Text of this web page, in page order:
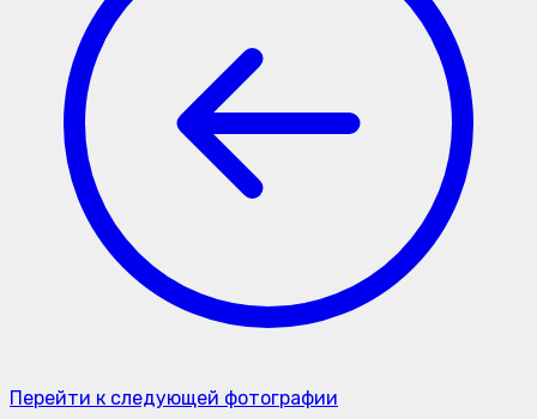
Перейти к следующей фотографии